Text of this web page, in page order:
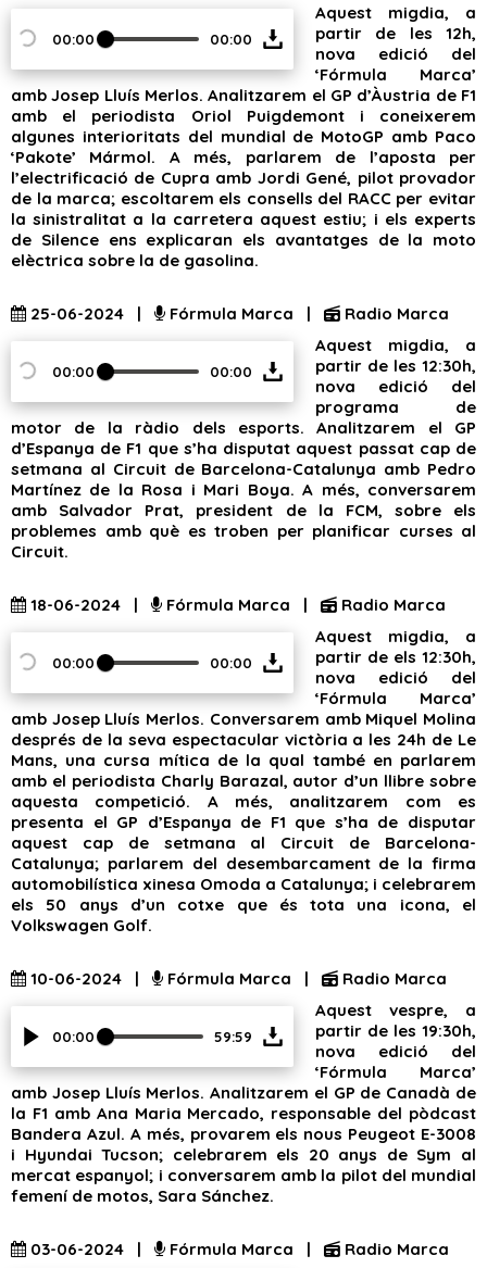
00:00 00:00
Aquest migdia, a
partir de les 12h,
nova edició del
‘Fórmula Marca’
amb Josep Lluís Merlos. Analitzarem el GP d’Àustria de F1
amb el periodista Oriol Puigdemont i coneixerem
algunes interioritats del mundial de MotoGP amb Paco
‘Pakote’ Mármol. A més, parlarem de l’aposta per
l’electrificació de Cupra amb Jordi Gené, pilot provador
de la marca; escoltarem els consells del RACC per evitar
la sinistralitat a la carretera aquest estiu; i els experts
de Silence ens explicaran els avantatges de la moto
elèctrica sobre la de gasolina.
25-06-2024 | Fórmula Marca | Radio Marca
00:00 00:00
Aquest migdia, a
partir de les 12:30h,
nova edició del
programa de
motor de la ràdio dels esports. Analitzarem el GP
d’Espanya de F1 que s’ha disputat aquest passat cap de
setmana al Circuit de Barcelona-Catalunya amb Pedro
Martínez de la Rosa i Mari Boya. A més, conversarem
amb Salvador Prat, president de la FCM, sobre els
problemes amb què es troben per planificar curses al
Circuit.
18-06-2024 | Fórmula Marca | Radio Marca
00:00 00:00
Aquest migdia, a
partir de els 12:30h,
nova edició del
‘Fórmula Marca’
amb Josep Lluís Merlos. Conversarem amb Miquel Molina
després de la seva espectacular victòria a les 24h de Le
Mans, una cursa mítica de la qual també en parlarem
amb el periodista Charly Barazal, autor d’un llibre sobre
aquesta competició. A més, analitzarem com es
presenta el GP d’Espanya de F1 que s’ha de disputar
aquest cap de setmana al Circuit de Barcelona-
Catalunya; parlarem del desembarcament de la firma
automobilística xinesa Omoda a Catalunya; i celebrarem
els 50 anys d’un cotxe que és tota una icona, el
Volkswagen Golf.
10-06-2024 | Fórmula Marca | Radio Marca
00:00 59:59
Aquest vespre, a
partir de les 19:30h,
nova edició del
‘Fórmula Marca’
amb Josep Lluís Merlos. Analitzarem el GP de Canadà de
la F1 amb Ana Maria Mercado, responsable del pòdcast
Bandera Azul. A més, provarem els nous Peugeot E-3008
i Hyundai Tucson; celebrarem els 20 anys de Sym al
mercat espanyol; i conversarem amb la pilot del mundial
femení de motos, Sara Sánchez.
03-06-2024 | Fórmula Marca | Radio Marca